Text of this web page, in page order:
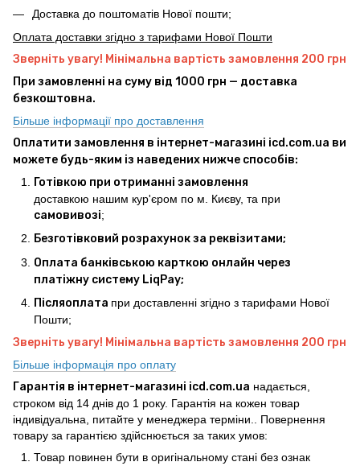
Доставка до поштоматів Нової пошти;
Оплата доставки згідно з тарифами Нової Пошти
Зверніть увагу! Мінімальна вартість замовлення 200 грн
При замовленні на суму від 1000 грн — доставка
безкоштовна.
Більше інформації про доставлення
Оплатити замовлення в інтернет-магазині icd.com.ua ви
можете будь-яким із наведених нижче способів:
Готівкою при отриманні замовлення
доставкою нашим кур'єром по м. Києву, та при
самовивозі;
Безготівковий розрахунок за реквізитами;
Оплата банківською карткою онлайн через
платіжну систему LiqPay;
Післяоплата при доставленні згідно з тарифами Нової
Пошти;
Зверніть увагу! Мінімальна вартість замовлення 200 грн
Більше інформація про оплату
Гарантія в інтернет-магазині icd.com.ua надається,
строком від 14 днів до 1 року. Гарантія на кожен товар
індивідуальна, питайте у менеджера терміни.. Повернення
товару за гарантією здійснюється за таких умов:
Товар повинен бути в оригінальному стані без ознак